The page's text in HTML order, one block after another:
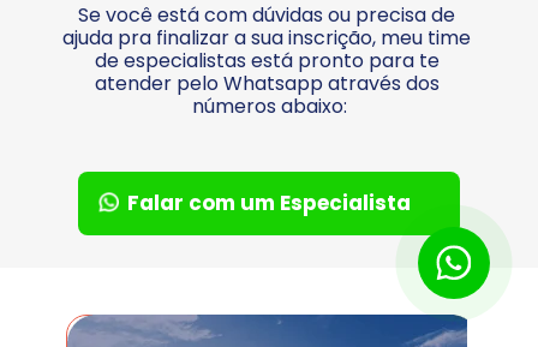
Se você está com dúvidas ou precisa de
ajuda pra finalizar a sua inscrição, meu time
de especialistas está pronto para te
atender pelo Whatsapp através dos
números abaixo:
Falar com um Especialista